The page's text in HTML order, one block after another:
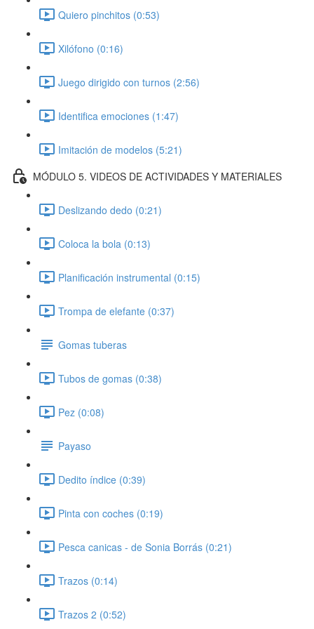
Quiero pinchitos (0:53)
Xilófono (0:16)
Juego dirigido con turnos (2:56)
Identifica emociones (1:47)
Imitación de modelos (5:21)
MÓDULO 5. VIDEOS DE ACTIVIDADES Y MATERIALES
Deslizando dedo (0:21)
Coloca la bola (0:13)
Planificación instrumental (0:15)
Trompa de elefante (0:37)
Gomas tuberas
Tubos de gomas (0:38)
Pez (0:08)
Payaso
Dedito índice (0:39)
Pinta con coches (0:19)
Pesca canicas - de Sonia Borrás (0:21)
Trazos (0:14)
Trazos 2 (0:52)